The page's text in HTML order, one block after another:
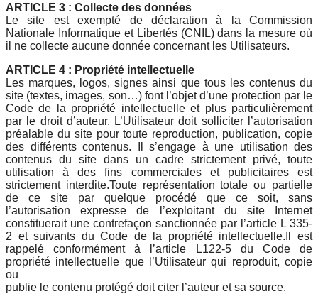
ARTICLE 3 : Collecte des données
Le site est exempté de déclaration à la Commission
Nationale Informatique et Libertés (CNIL) dans la mesure où
il ne collecte aucune donnée concernant les Utilisateurs.
ARTICLE 4 : Propriété intellectuelle
Les marques, logos, signes ainsi que tous les contenus du
site (textes, images, son…) font l’objet d’une protection par le
Code de la propriété intellectuelle et plus particulièrement
par le droit d’auteur. L’Utilisateur doit solliciter l’autorisation
préalable du site pour toute reproduction, publication, copie
des différents contenus. Il s’engage à une utilisation des
contenus du site dans un cadre strictement privé, toute
utilisation à des fins commerciales et publicitaires est
strictement interdite.Toute représentation totale ou partielle
de ce site par quelque procédé que ce soit, sans
l’autorisation expresse de l’exploitant du site Internet
constituerait une contrefaçon sanctionnée par l’article L 335-
2 et suivants du Code de la propriété intellectuelle.Il est
rappelé conformément à l’article L122-5 du Code de
propriété intellectuelle que l’Utilisateur qui reproduit, copie
ou
publie le contenu protégé doit citer l’auteur et sa source.